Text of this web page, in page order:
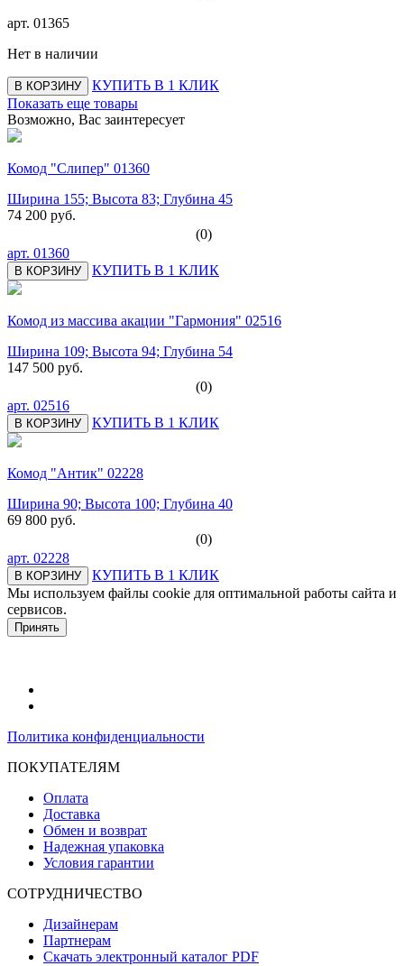
арт. 01365
Нет в наличии
В КОРЗИНУ
КУПИТЬ В 1 КЛИК
Показать еще товары
Возможно, Вас заинтересует
Комод "Слипер" 01360
Ширина 155; Высота 83; Глубина 45
74 200 руб.
(0)
арт. 01360
В КОРЗИНУ КУПИТЬ В 1 КЛИК
Комод из массива акации "Гармония" 02516
Ширина 109; Высота 94; Глубина 54
147 500 руб.
(0)
арт. 02516
В КОРЗИНУ КУПИТЬ В 1 КЛИК
Комод "Антик" 02228
Ширина 90; Высота 100; Глубина 40
69 800 руб.
(0)
арт. 02228
В КОРЗИНУ
КУПИТЬ В 1 КЛИК
Мы используем файлы cookie для оптимальной работы сайта и
сервисов.
Принять
Политика конфиденциальности
ПОКУПАТЕЛЯМ
Оплата
Доставка
Обмен и возврат
Надежная упаковка
Условия гарантии
СОТРУДНИЧЕСТВО
Дизайнерам
Партнерам
Скачать электронный каталог PDF